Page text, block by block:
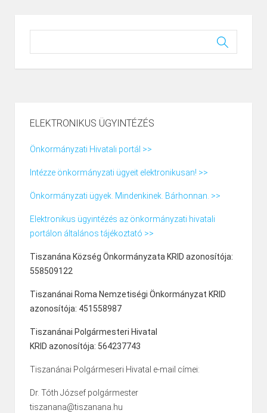
ELEKTRONIKUS ÜGYINTÉZÉS
Önkormányzati Hivatali portál >>
Intézze önkormányzati ügyeit elektronikusan! >>
Önkormányzati ügyek. Mindenkinek. Bárhonnan. >>
Elektronikus ügyintézés az önkormányzati hivatali
portálon általános tájékoztató >>
Tiszanána Község Önkormányzata KRID azonosítója:
558509122
Tiszanánai Roma Nemzetiségi Önkormányzat KRID
azonosítója: 451558987
Tiszanánai Polgármesteri Hivatal
KRID azonosítója: 564237743
Tiszanánai Polgármeseri Hivatal e-mail címei:
Dr. Tóth József polgármester
tiszanana@tiszanana.hu